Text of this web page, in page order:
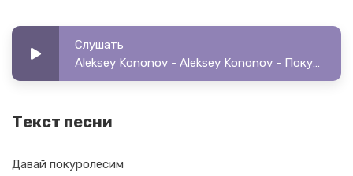
Слушать
Aleksey Kononov - Aleksey Kononov - Покуролесим
Текст песни
Давай покуролесим